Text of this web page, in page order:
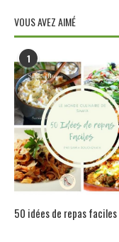
VOUS AVEZ AIMÉ
1
50 idées de repas